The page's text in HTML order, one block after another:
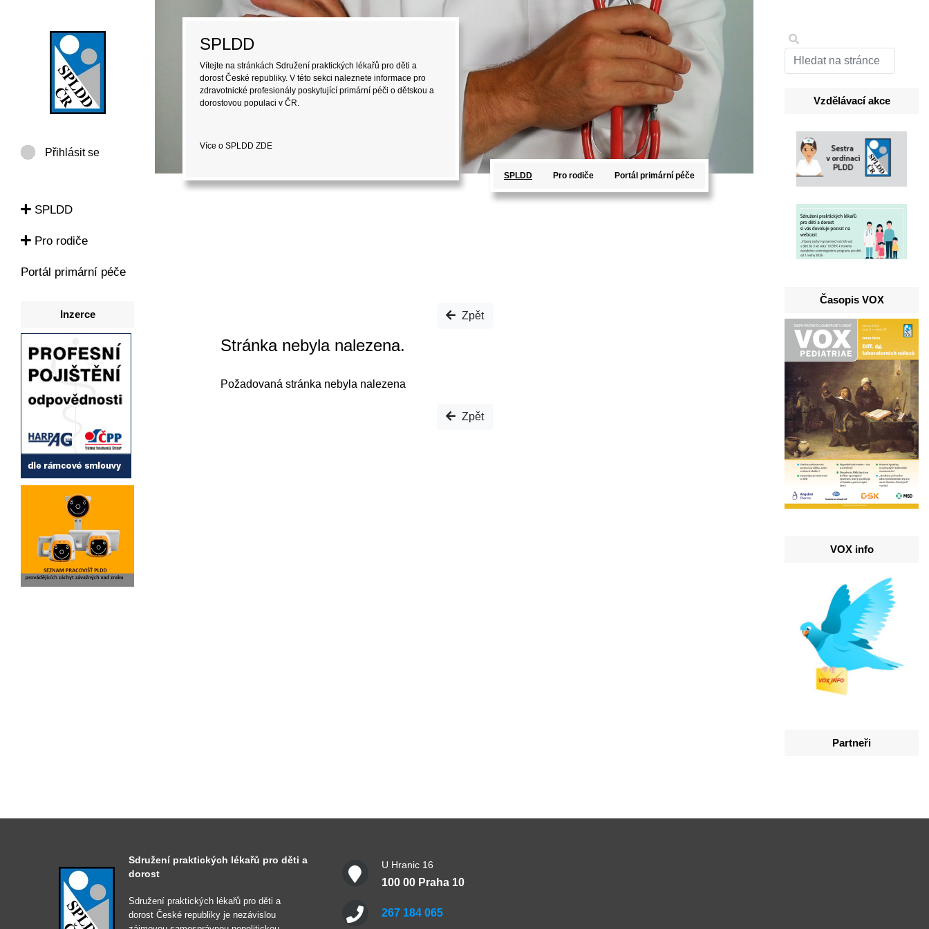
Přihlásit se
SPLDD
Pro rodiče
Portál primární péče
Inzerce
Pro rodiče
Vítejte na stránkách Sdružení praktických lékařů pro děti a
dorost České republiky (SPLDD). V této sekci naleznete
informace pro laickou veřejnost, které mohou být užitečné při
péči o děti a dorost.
SPLDD Pro rodiče Portál primární péče
Zpět
Stránka nebyla nalezena.
Požadovaná stránka nebyla nalezena
Zpět
Vzdělávací akce
Časopis VOX
VOX info
Partneři
Sdružení praktických lékařů pro děti a
dorost
Sdružení praktických lékařů pro děti a
dorost České republiky je nezávislou
U Hranic 16
100 00 Praha 10
267 184 065